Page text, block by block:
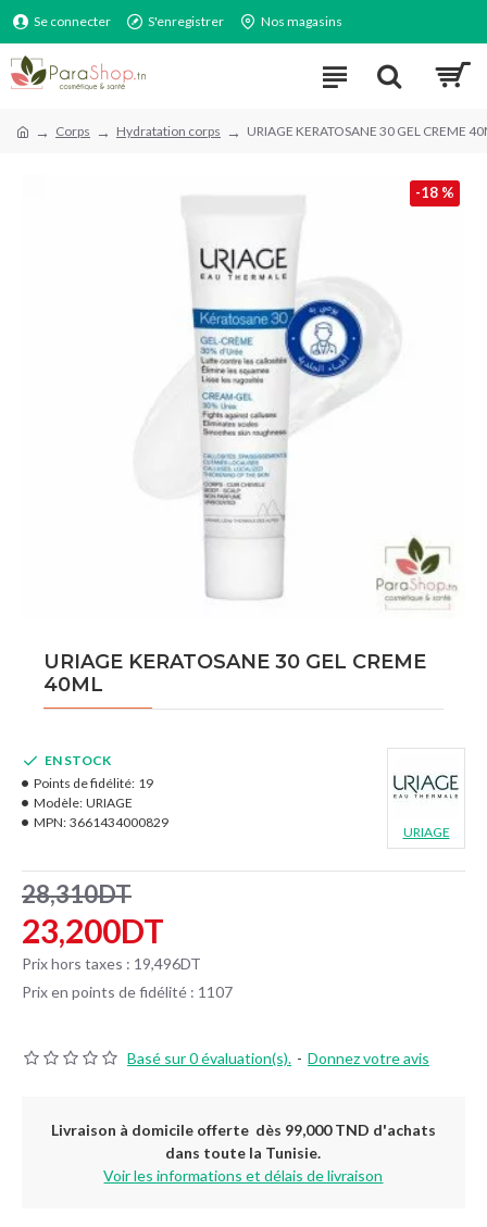
Se connecter S'enregistrer Nos magasins
Corps Hydratation corps URIAGE KERATOSANE 30 GEL CREME
-18 %
URIAGE KERATOSANE 30 GEL CREME
40ML
Basé sur 0 évaluation(s). - Donnez votre avis
23,200DT
28,310DT
Prix hors taxes : 19,496DT
Prix en points de fidélité : 1107
EN STOCK
Points de fidélité: 19
Modèle: URIAGE
MPN: 3661434000829
URIAGE
Livraison à domicile offerte dès 99,000 TND d'achats
dans toute la Tunisie.
Voir les informations et délais de livraison